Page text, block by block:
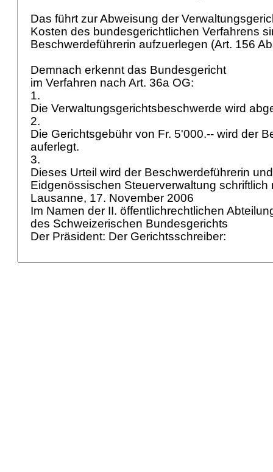
Das führt zur Abweisung der
Kosten des bundesgerichtlichen Verfahrens
Beschwerdeführerin aufzuerlegen (Art. 156
Demnach erkennt das Bundesgericht
im Verfahren nach Art. 36a OG:
1.
Die Verwaltungsgerichtsbeschwerde wird
2.
Die Gerichtsgebühr von Fr. 5'000.-- wird der
auferlegt.
3.
Dieses Urteil wird der Beschwerdeführerin
Eidgenössischen Steuerverwaltung schriftlich
Lausanne, 17. November 2006
Im Namen der II. öffentlichrechtlichen
des Schweizerischen Bundesgerichts
Der Präsident: Der Gerichtsschreiber: